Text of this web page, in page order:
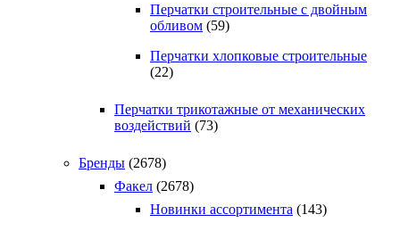
Перчатки строительные с двойным
обливом (59)
Перчатки хлопковые строительные
(22)
Перчатки трикотажные от механических
воздействий (73)
Бренды (2678)
Факел (2678)
Новинки ассортимента (143)